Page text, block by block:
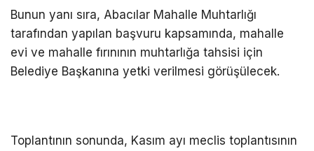
Bunun yanı sıra, Abacılar Mahalle Muhtarlığı
tarafından yapılan başvuru kapsamında, mahalle
evi ve mahalle fırınının muhtarlığa tahsisi için
Belediye Başkanına yetki verilmesi görüşülecek.
Toplantının sonunda, Kasım ayı meclis toplantısının